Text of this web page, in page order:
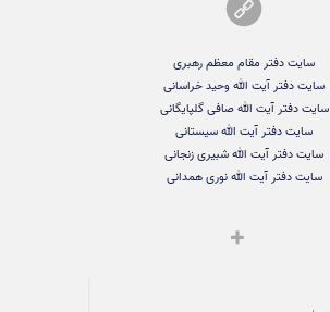
سایت دفتر مقام معظم رهبری
سایت دفتر آیت الله وحید خراسانی
سایت دفتر آیت الله صافی گلپایگانی
سایت دفتر آیت الله سیستانی
سایت دفتر آیت الله شبیری زنجانی
سایت دفتر آیت الله نوری همدانی